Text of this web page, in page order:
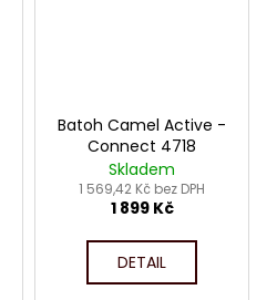
Batoh Camel Active -
Connect 4718
Skladem
1 569,42 Kč bez DPH
1 899 Kč
DETAIL